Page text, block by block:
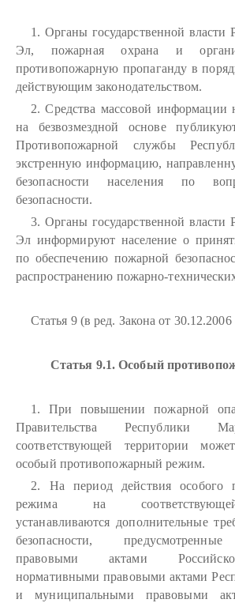
1. Органы государственной
Эл, пожарная охрана и
противопожарную пропаганду в
действующим законодательством.
2. Средства массовой информации
на безвозмездной основе
Противопожарной службы
экстренную информацию,
безопасности населения по
безопасности.
3. Органы государственной власти
Эл информируют население о
по обеспечению пожарной
распространению пожарно-
Статья 9 (в ред. Закона от
Статья 9.1. Особый
1. При повышении пожарной
Правительства
соответствующей территории может
особый противопожарный режим.
2. На период действия особого
режима на
устанавливаются дополнительные
безопасности,
правовыми актами
нормативными правовыми актами
и муниципальными правовыми